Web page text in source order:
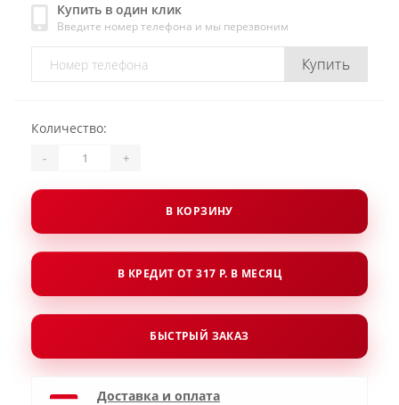
Купить в один клик
Введите номер телефона и мы перезвоним
Купить
Количество:
- +
В КОРЗИНУ
В КРЕДИТ ОТ 317 Р. В МЕСЯЦ
БЫСТРЫЙ ЗАКАЗ
Доставка и оплата